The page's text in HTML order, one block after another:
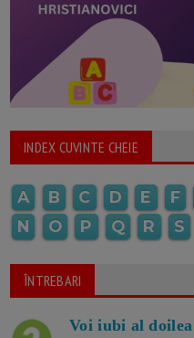
INDEX CUVINTE CHEIE
A B C D E F
N
O P Q R S
ÎNTREBARI
Voi iubi al